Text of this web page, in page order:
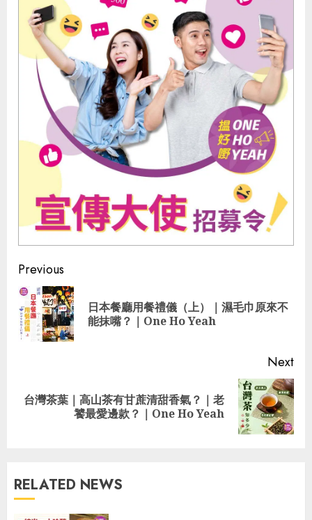
Continue
Reading
Previous
日本餐廳用餐禮儀（上）｜濕毛巾原來不
能抹嘴？｜One Ho Yeah
Next
Next
台灣茶葉｜高山茶有甘蔗清甜香氣？｜老
饕最愛邊款？｜One Ho Yeah
RELATED NEWS